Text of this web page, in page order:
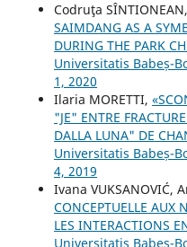
Codruţa SÎNTIONEAN,
SAIMDANG AS A
DURING THE PARK
Universitatis Babeș-
1, 2020
Ilaria MORETTI,
"JE" ENTRE
DALLA LUNA" DE
Universitatis Babeș-
4, 2019
Ivana VUKSANOVIĆ,
CONCEPTUELLE AUX
LES INTERACTIONS
Universitatis Babeș-